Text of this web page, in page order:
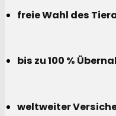
freie Wahl des
bis zu 100 %
weltweiter